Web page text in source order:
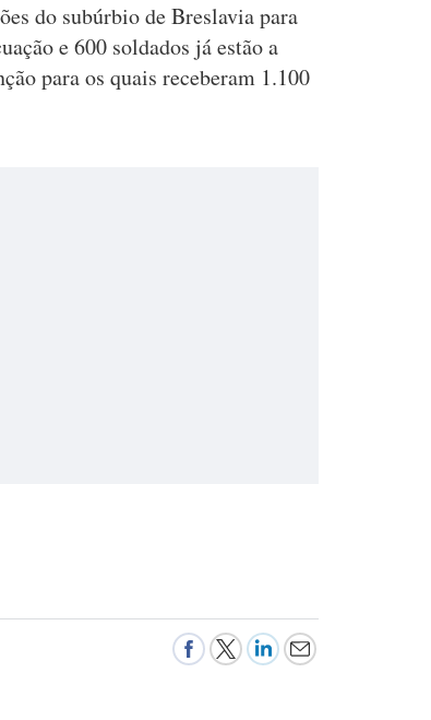
do subúrbio de Breslavia para
e 600 soldados já estão a
para os quais receberam 1.100